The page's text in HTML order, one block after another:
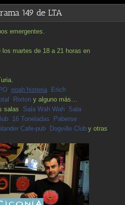
149 de LTA
emergentes.
los martes de 18 a 21 horas en
noah histeria
Erich
Rixton y alguno más…
salas
Sala Wah Wah Sala
16 Toneladas
Paberse
Cafe-pub Dogville Club y otras